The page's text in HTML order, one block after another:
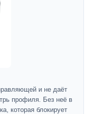
и не даёт
профиля. Без неё в
которая блокирует